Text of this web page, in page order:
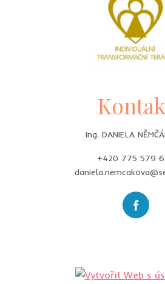
Ing. DANIELA
+420 775 579